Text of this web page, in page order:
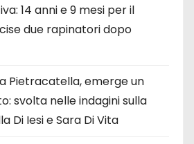
14 anni e 9 mesi per il
due rapinatori dopo
Pietracatella, emerge un
svolta nelle indagini sulla
Di Iesi e Sara Di Vita